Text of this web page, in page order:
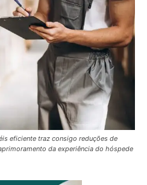
eficiente traz consigo reduções de
da experiência do hóspede